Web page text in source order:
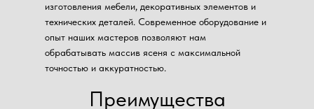
изготовления мебели, декоративных элементов и
технических деталей. Современное оборудование и
опыт наших мастеров позволяют нам
обрабатывать массив ясеня с максимальной
точностью и аккуратностью.
Преимущества